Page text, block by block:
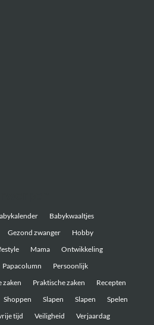
Babykwaaltjes
Gezond zwanger
Hobby
Mama
Ontwikkeling
Papacolumn
Persoonlijk
zaken Praktische zaken
Recepten
Shoppen Slapen Slapen
Spelen
tijd Veiligheid Verjaardag